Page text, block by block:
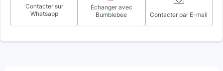
Contacter sur
Whatsapp
Échanger avec
Bumblebee
Contacter par E-mail